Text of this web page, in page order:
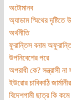
অটোমানব
অ্যাডাম স্মিথের দৃষ্টিতে
অর্থনীতি
ফুরান্তিস বনাম
উপনিবেশের পরে
অপরাধী কে? সন্ত্রাসী না
ইউরোর চাবিকাঠি
বিদেশগামী ছাত্র কি